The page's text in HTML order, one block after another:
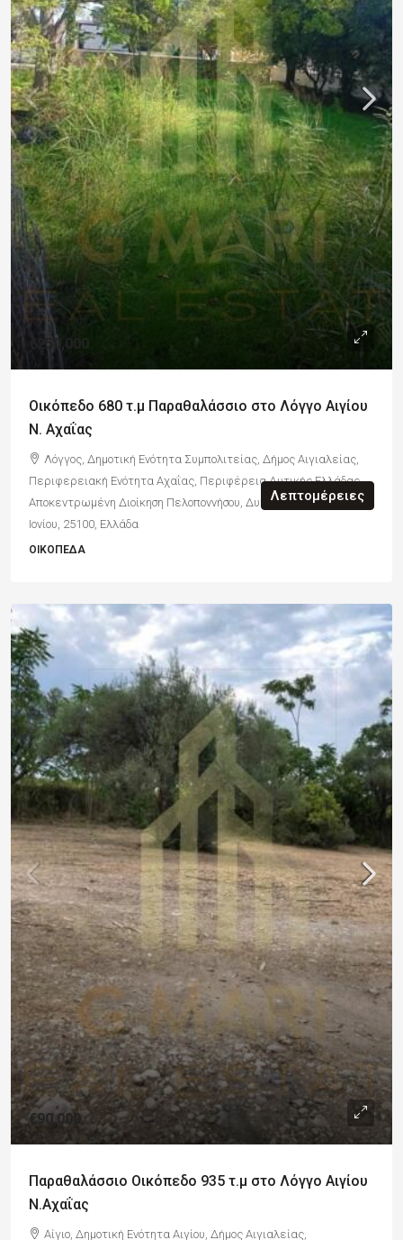
€250,000
Οικόπεδο 680 τ.μ Παραθαλάσσιο στο Λόγγο Αιγίου
Ν. Αχαΐας
Λόγγος, Δημοτική Ενότητα Συμπολιτείας, Δήμος Αιγιαλείας,
Περιφερειακή Ενότητα Αχαΐας, Περιφέρεια Δυτικής Ελλάδας,
Αποκεντρωμένη Διοίκηση Πελοποννήσου, Δυτικής Ελλάδας και
Ιονίου, 25100, Ελλάδα
ΟΙΚΌΠΕΔΑ
Λεπτομέρειες
€90,000
Παραθαλάσσιο Οικόπεδο 935 τ.μ στο Λόγγο Αιγίου
Ν.Αχαΐας
Αίγιο, Δημοτική Ενότητα Αιγίου, Δήμος Αιγιαλείας,